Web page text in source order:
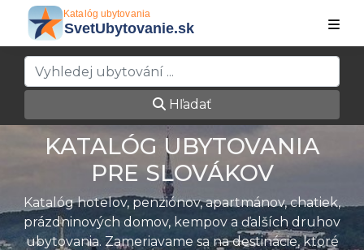
Hľadať
KATALÓG UBYTOVANIA
PRE SLOVÁKOV
Katalóg hotelov, penziónov, apartmánov, chatiek,
prázdninových domov, kempov a ďalších druhov
ubytovania. Zameriavame sa na destinácie, ktoré